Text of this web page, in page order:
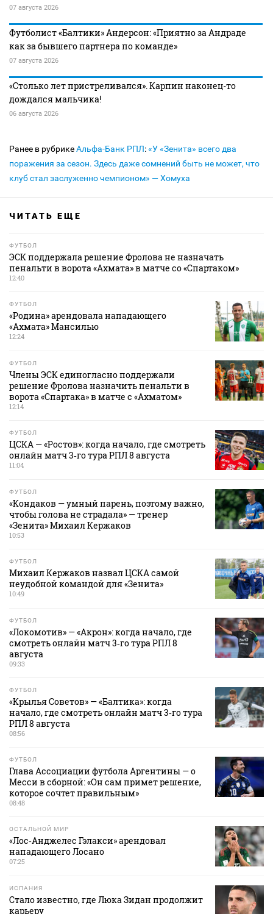
07 августа 2026
Футболист «Балтики» Андерсон: «Приятно за Андраде
как за бывшего партнера по команде»
07 августа 2026
«Столько лет пристреливался». Карпин наконец-то
дождался мальчика!
06 августа 2026
Ранее в рубрикеАльфа-Банк РПЛ:«У «Зенита» всего два
поражения за сезон. Здесь даже сомнений быть не может, что
клуб стал заслуженно чемпионом» — Хомуха
ЧИТАТЬ ЕЩЕ
ФУТБОЛ
ЭСК поддержала решение Фролова не назначать
пенальти в ворота «Ахмата» в матче со «Спартаком»
12:40
ФУТБОЛ
«Родина» арендовала нападающего
«Ахмата» Мансилью
12:24
ФУТБОЛ
Члены ЭСК единогласно поддержали
решение Фролова назначить пенальти в
ворота «Спартака» в матче с «Ахматом»
12:14
ФУТБОЛ
ЦСКА — «Ростов»: когда начало, где смотреть
онлайн матч 3‑го тура РПЛ 8 августа
11:04
ФУТБОЛ
«Кондаков — умный парень, поэтому важно,
чтобы голова не страдала» — тренер
«Зенита» Михаил Кержаков
10:53
ФУТБОЛ
Михаил Кержаков назвал ЦСКА самой
неудобной командой для «Зенита»
10:49
ФУТБОЛ
«Локомотив» — «Акрон»: когда начало, где
смотреть онлайн матч 3‑го тура РПЛ 8
августа
09:33
ФУТБОЛ
«Крылья Советов» — «Балтика»: когда
начало, где смотреть онлайн матч 3‑го тура
РПЛ 8 августа
08:56
ФУТБОЛ
Глава Ассоциации футбола Аргентины — о
Месси в сборной: «Он сам примет решение,
которое сочтет правильным»
08:48
ОСТАЛЬНОЙ МИР
«Лос‑Анджелес Гэлакси» арендовал
нападающего Лосано
07:25
ИСПАНИЯ
Стало известно, где Люка Зидан продолжит
карьеру